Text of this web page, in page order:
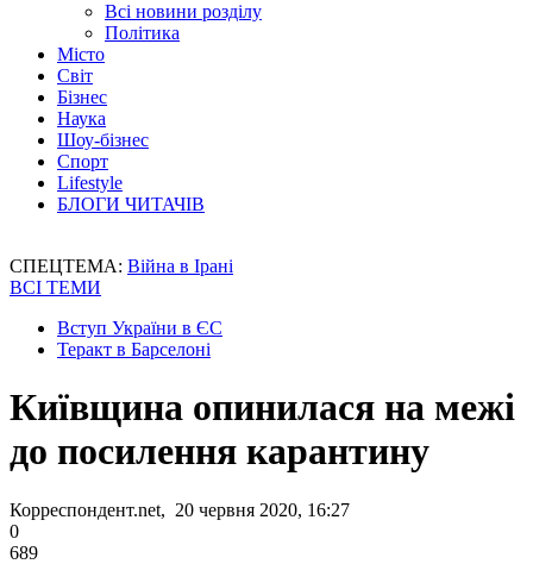
Всі новини розділу
Політика
Місто
Світ
Бізнес
Наука
Шоу-бізнес
Спорт
Lifestyle
БЛОГИ ЧИТАЧІВ
СПЕЦТЕМА: Війна в Ірані
ВСІ ТЕМИ
Вступ України в ЄС
Теракт в Барселоні
Київщина опинилася на межі
до посилення карантину
Корреспондент.net, 20 червня 2020, 16:27
0
689